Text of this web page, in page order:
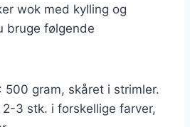
wok med kylling og
bruge følgende
: 500 gram, skåret i strimler.
2-3 stk. i forskellige farver,